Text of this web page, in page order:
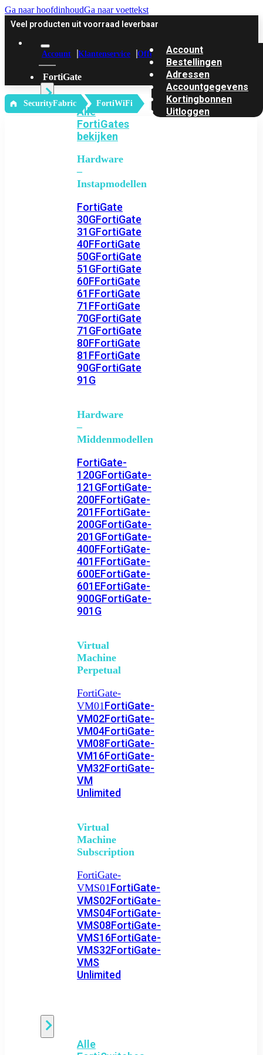
Ga naar hoofdinhoudGa naar voettekst
Veel producten uit voorraad leverbaar
Account Klantenservice Offerte
FortiGate
Alle
FortiGates
bekijken
Hardware
–
Instapmodellen
FortiGate
30GFortiGate
31GFortiGate
40FFortiGate
50GFortiGate
51GFortiGate
60FFortiGate
61FFortiGate
71FFortiGate
70GFortiGate
71GFortiGate
80FFortiGate
81FFortiGate
90GFortiGate
91G
Hardware
–
Middenmodellen
FortiGate-
120GFortiGate-
121GFortiGate-
200FFortiGate-
201FFortiGate-
200GFortiGate-
201GFortiGate-
400FFortiGate-
401FFortiGate-
600EFortiGate-
601EFortiGate-
900GFortiGate-
901G
Virtual
Machine
Perpetual
FortiGate-
VM01FortiGate-
VM02FortiGate-
VM04FortiGate-
VM08FortiGate-
VM16FortiGate-
VM32FortiGate-
VM
Unlimited
Virtual
Machine
Subscription
FortiGate-
VMS01FortiGate-
VMS02FortiGate-
VMS04FortiGate-
VMS08FortiGate-
VMS16FortiGate-
VMS32FortiGate-
VMS
Unlimited
Alle
Account
Bestellingen
Adressen
Accountgegevens
Kortingbonnen
Uitloggen
‎ SecurityFabric FortiWiFi